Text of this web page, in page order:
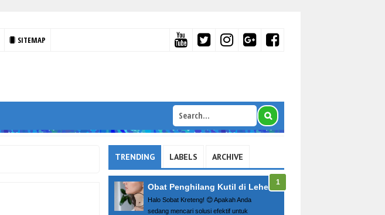
SITEMAP
TRENDING LABELS ARCHIVE
Obat Penghilang Kutil di Leher
Halo Sobat Kreteng! 😊 Apakah Anda
sedang mencari solusi efektif untuk